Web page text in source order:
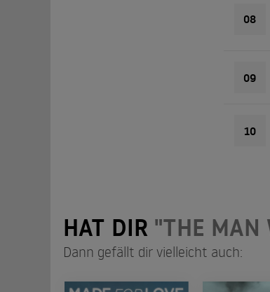
08
09
10
HAT DIR "THE MAN
Dann gefällt dir vielleicht auch: